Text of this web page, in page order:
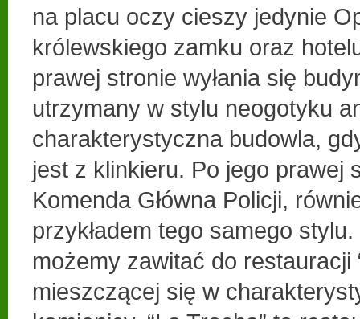
na placu oczy cieszy jedynie
królewskiego zamku oraz
prawej stronie wyłania się
utrzymany w stylu neogotyku
charakterystyczna budowla,
jest z klinkieru. Po jego prawej
Komenda Główna Policji,
przykładem tego samego
możemy zawitać do restauracji
mieszczącej się w